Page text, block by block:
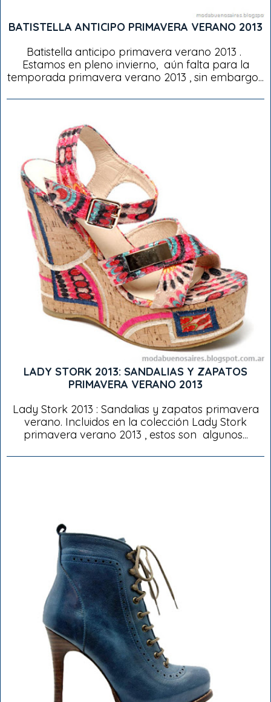
BATISTELLA ANTICIPO PRIMAVERA VERANO 2013
Batistella anticipo primavera verano 2013 .
Estamos en pleno invierno, aún falta para la
temporada primavera verano 2013 , sin embargo...
LADY STORK 2013: SANDALIAS Y ZAPATOS
PRIMAVERA VERANO 2013
Lady Stork 2013 : Sandalias y zapatos primavera
verano. Incluidos en la colección Lady Stork
primavera verano 2013 , estos son algunos...